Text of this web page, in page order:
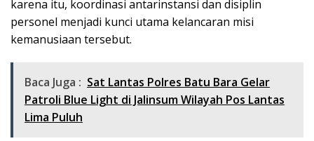
karena itu, koordinasi antarinstansi dan disiplin
personel menjadi kunci utama kelancaran misi
kemanusiaan tersebut.
Baca Juga : Sat Lantas Polres Batu Bara Gelar
Patroli Blue Light di Jalinsum Wilayah Pos Lantas
Lima Puluh